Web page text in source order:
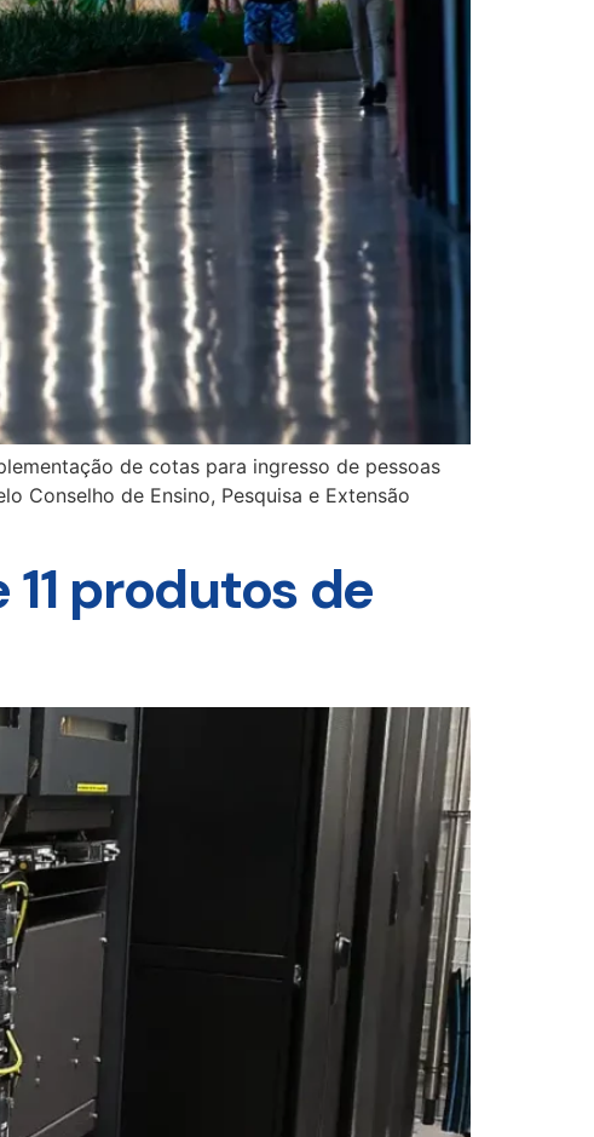
de cotas para ingresso de pessoas
Conselho de Ensino, Pesquisa e Extensão
produtos de